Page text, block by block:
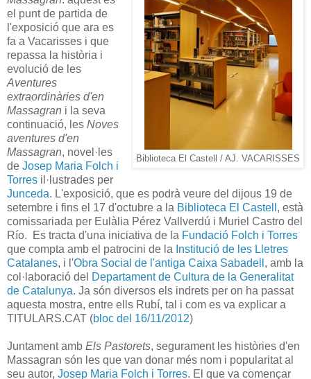
Biblioteca El Castell / AJ. VACARISSES
el punt de partida de
l'exposició que ara es
fa a Vacarisses i que
repassa la història i
evolució de les
Aventures
extraordinàries d'en
Massagran i la seva
continuació, les Noves
aventures d'en
Massagran, novel·les
de Josep Maria Folch i
Torres il·lustrades per
Junceda. L'exposició, que es podrà veure del dijous 19 de
setembre i fins el 17 d'octubre a la Biblioteca El Castell , està
comissariada per Eulàlia Pérez Vallverdú i Muriel Castro del
Río. Es tracta d'una iniciativa de la Fundació Folch i Torres
que compta amb el patrocini de la Institució de les Lletres
Catalanes, i l'Obra Social de l'antiga Caixa Sabadell , amb la
col·laboració del Departament de Cultura de la Generalitat
de Catalunya. Ja són diversos els indrets per on ha passat
aquesta mostra, entre ells Rubí, tal i com es va explicar a
TITULARS.CAT (bloc del 16/11/2012)
Juntament amb Els Pastorets, segurament les històries d'en
Massagran són les que van donar més nom i popularitat al
seu autor, Josep Maria Folch i Torres. El que va començar